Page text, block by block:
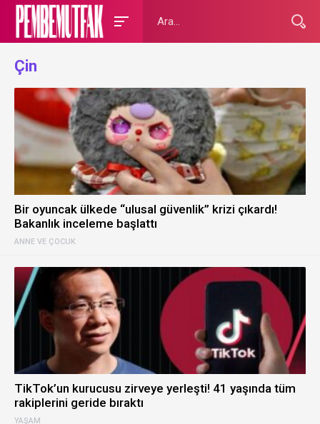
Çin
ANNE VE ÇOCUK
Bir oyuncak ülkede “ulusal güvenlik” krizi çıkardı!
Bakanlık inceleme başlattı
YAŞAM
TikTok’un kurucusu zirveye yerleşti! 41 yaşında tüm
rakiplerini geride bıraktı